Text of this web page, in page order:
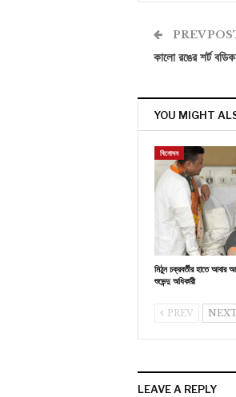
PREV
কালো রঙের শর্ট
YOU MIGHT
বিনোদন
মিঠুন চক্রবর্তীর হাতে আবার
শুভেন্দু অধিকারী
PREV
LEAVE A REPLY